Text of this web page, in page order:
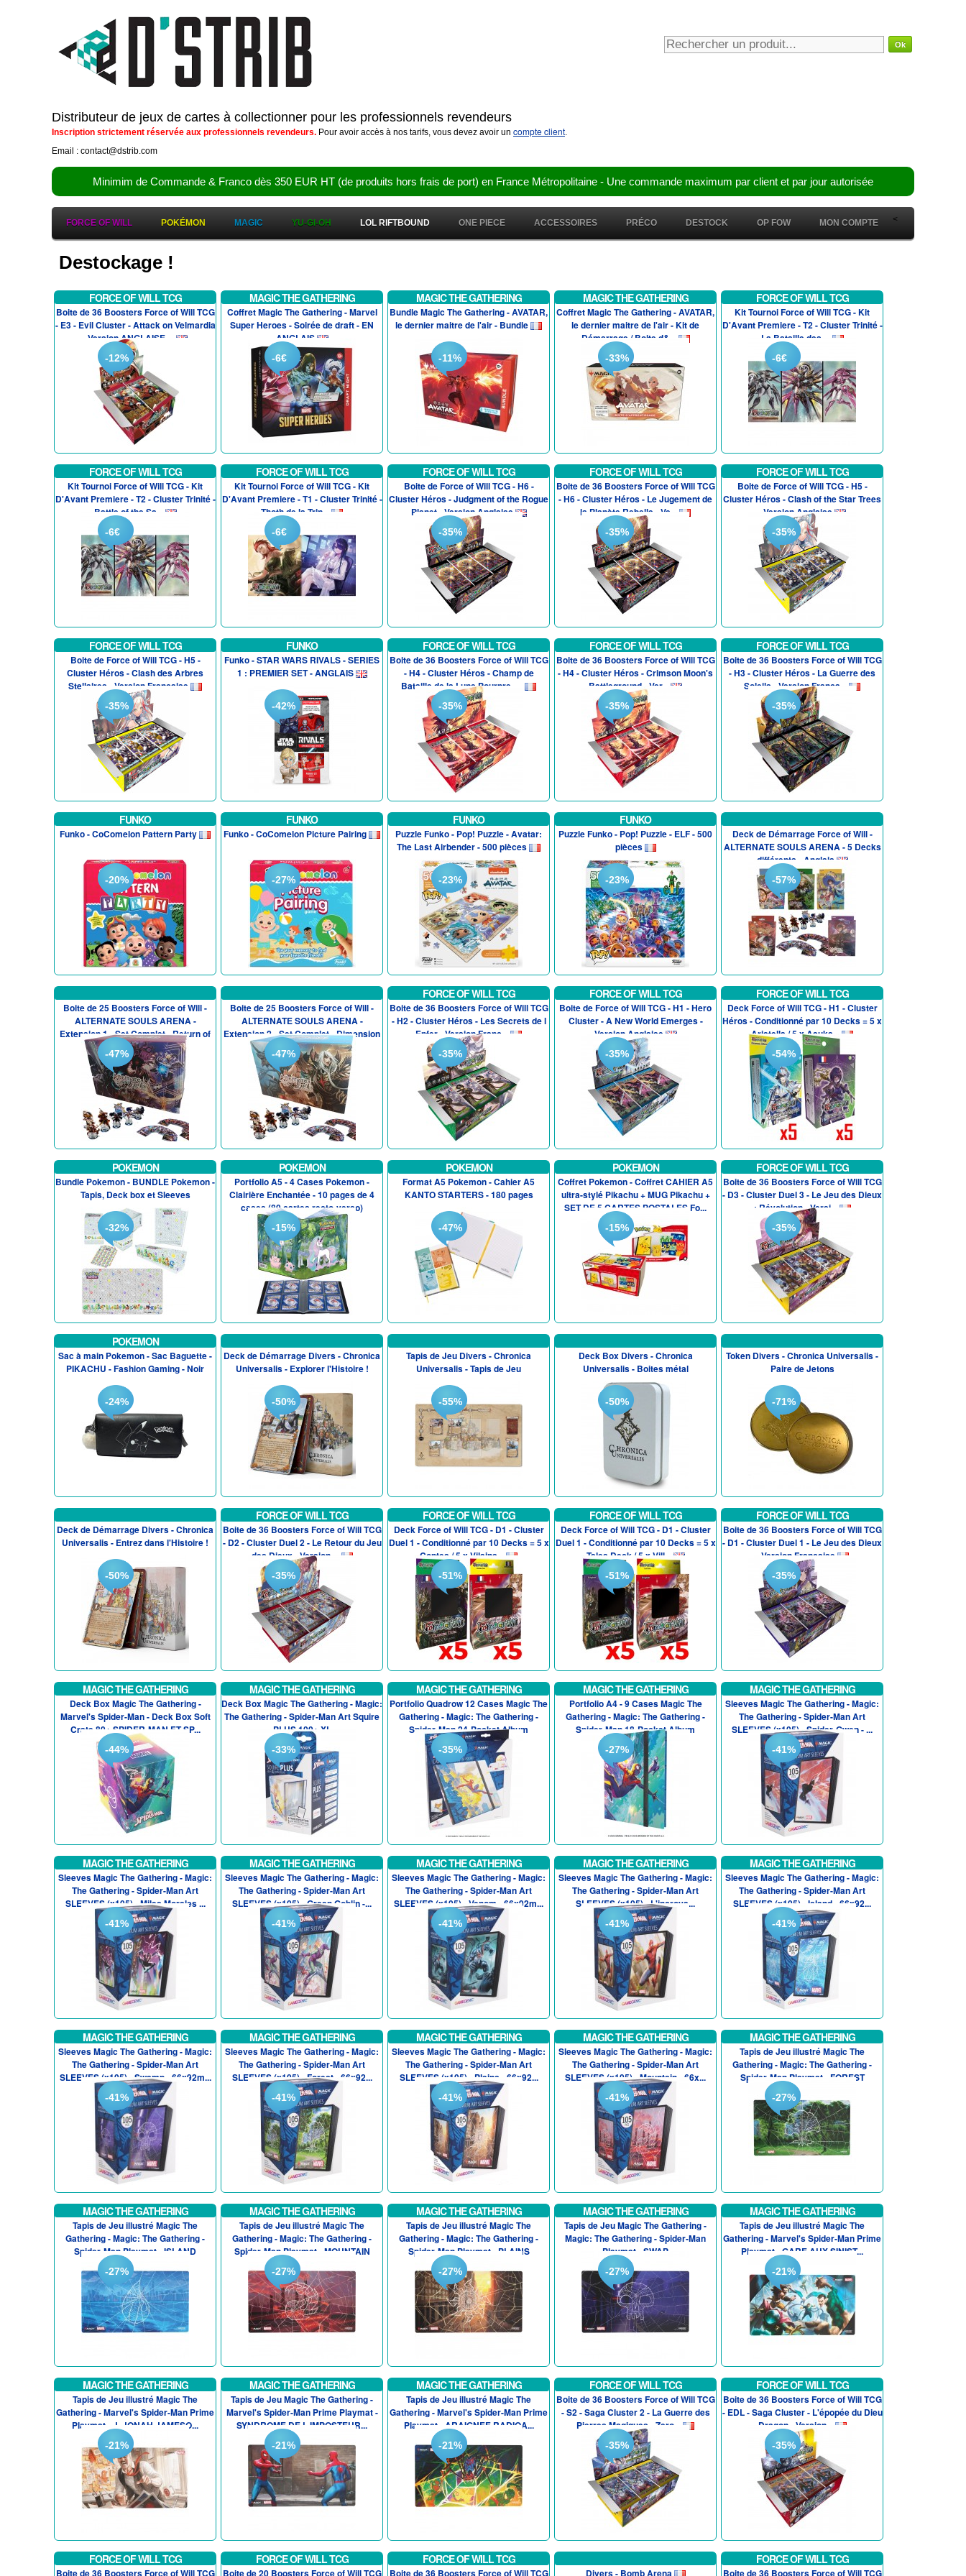
Distributeur de jeux de cartes à collectionner pour les professionnels revendeurs
Inscription strictement réservée aux professionnels revendeurs. Pour avoir accès à nos tarifs, vous devez avoir un compte client.
Email : contact@dstrib.com
Minimim de Commande & Franco dès 350 EUR HT (de produits hors frais de port) en France Métropolitaine - Une commande maximum par client et par jour autorisée
FORCE OF WILL POKÉMON MAGIC YU-GI-OH LOL RIFTBOUND ONE PIECE ACCESSOIRES PRÉCO <
DESTOCK OP FOW MON COMPTE
Destockage !
FORCE OF WILL TCG
Boite de 36 Boosters Force of Will TCG
- E3 - Evil Cluster - Attack on Velmardia
- Version ANGLAISE ...
-12%
MAGIC THE GATHERING
Coffret Magic The Gathering - Marvel
Super Heroes - Soirée de draft - EN
ANGLAIS
-6€
MAGIC THE GATHERING
Bundle Magic The Gathering - AVATAR,
le dernier maitre de l'air - Bundle
-11%
MAGIC THE GATHERING
Coffret Magic The Gathering - AVATAR,
le dernier maitre de l'air - Kit de
Démarrage / Boite d&...
-33%
FORCE OF WILL TCG
Kit Tournoi Force of Will TCG - Kit
D'Avant Premiere - T2 - Cluster Trinité -
La Bataille des ...
-6€
FORCE OF WILL TCG
Kit Tournoi Force of Will TCG - Kit
D'Avant Premiere - T2 - Cluster Trinité -
Battle of the Sa...
-6€
FORCE OF WILL TCG
Kit Tournoi Force of Will TCG - Kit
D'Avant Premiere - T1 - Cluster Trinité -
Thoth de la Trin...
-6€
FORCE OF WILL TCG
Boite de Force of Will TCG - H6 -
Cluster Héros - Judgment of the Rogue
Planet - Version Anglaise
-35%
FORCE OF WILL TCG
Boite de 36 Boosters Force of Will TCG
- H6 - Cluster Héros - Le Jugement de
la Planète Rebelle - Ve...
-35%
FORCE OF WILL TCG
Boite de Force of Will TCG - H5 -
Cluster Héros - Clash of the Star Trees
- Version Anglaise
-35%
FORCE OF WILL TCG
Boite de Force of Will TCG - H5 -
Cluster Héros - Clash des Arbres
Stellaires - Version Francaise
-35%
FUNKO
Funko - STAR WARS RIVALS - SERIES
1 : PREMIER SET - ANGLAIS
-42%
FORCE OF WILL TCG
Boite de 36 Boosters Force of Will TCG
- H4 - Cluster Héros - Champ de
Bataille de la Lune Pourpre -...
-35%
FORCE OF WILL TCG
Boite de 36 Boosters Force of Will TCG
- H4 - Cluster Héros - Crimson Moon's
Battleground - Ver...
-35%
FORCE OF WILL TCG
Boite de 36 Boosters Force of Will TCG
- H3 - Cluster Héros - La Guerre des
Soleils - Version Franca...
-35%
FUNKO
Funko - CoComelon Pattern Party
-20%
FUNKO
Funko - CoComelon Picture Pairing
-27%
FUNKO
Puzzle Funko - Pop! Puzzle - Avatar:
The Last Airbender - 500 pièces
-23%
FUNKO
Puzzle Funko - Pop! Puzzle - ELF - 500
pièces
-23%
Deck de Démarrage Force of Will -
ALTERNATE SOULS ARENA - 5 Decks
différents - Anglais
-57%
Boite de 25 Boosters Force of Will -
ALTERNATE SOULS ARENA -
Extension 1 - Set Complet - Return of
t...
-47%
Boite de 25 Boosters Force of Will -
ALTERNATE SOULS ARENA -
Extension 2 - Set Complet - Dimension
o...
-47%
FORCE OF WILL TCG
Boite de 36 Boosters Force of Will TCG
- H2 - Cluster Héros - Les Secrets de l
Enfer - Version Franc...
-35%
FORCE OF WILL TCG
Boite de Force of Will TCG - H1 - Hero
Cluster - A New World Emerges -
Version Anglaise
-35%
FORCE OF WILL TCG
Deck Force of Will TCG - H1 - Cluster
Héros - Conditionné par 10 Decks = 5 x
Aristella / 5 x Asuka...
-54%
POKEMON
Bundle Pokemon - BUNDLE Pokemon -
Tapis, Deck box et Sleeves
-32%
POKEMON
Portfolio A5 - 4 Cases Pokemon -
Clairière Enchantée - 10 pages de 4
cases (80 cartes recto-verso)
-15%
POKEMON
Format A5 Pokemon - Cahier A5
KANTO STARTERS - 180 pages
-47%
POKEMON
Coffret Pokemon - Coffret CAHIER A5
ultra-stylé Pikachu + MUG Pikachu +
SET DE 5 CARTES POSTALES Fo...
-15%
FORCE OF WILL TCG
Boite de 36 Boosters Force of Will TCG
- D3 - Cluster Duel 3 - Le Jeu des Dieux
: Révolution - Versi...
-35%
POKEMON
Sac à main Pokemon - Sac Baguette -
PIKACHU - Fashion Gaming - Noir
-24%
Deck de Démarrage Divers - Chronica
Universalis - Explorer l'Histoire !
-50%
Tapis de Jeu Divers - Chronica
Universalis - Tapis de Jeu
-55%
Deck Box Divers - Chronica
Universalis - Boites métal
-50%
Token Divers - Chronica Universalis -
Paire de Jetons
-71%
Deck de Démarrage Divers - Chronica
Universalis - Entrez dans l'Histoire !
-50%
FORCE OF WILL TCG
Boite de 36 Boosters Force of Will TCG
- D2 - Cluster Duel 2 - Le Retour du Jeu
des Dieux - Version ...
-35%
FORCE OF WILL TCG
Deck Force of Will TCG - D1 - Cluster
Duel 1 - Conditionné par 10 Decks = 5 x
Contes / 5 x Vilains...
-51%
FORCE OF WILL TCG
Deck Force of Will TCG - D1 - Cluster
Duel 1 - Conditionné par 10 Decks = 5 x
Tales Deck / 5 x Vill...
-51%
FORCE OF WILL TCG
Boite de 36 Boosters Force of Will TCG
- D1 - Cluster Duel 1 - Le Jeu des Dieux
- Version Francaise
-35%
MAGIC THE GATHERING
Deck Box Magic The Gathering -
Marvel's Spider-Man - Deck Box Soft
Crate 80+ SPIDER-MAN ET SP...
-44%
MAGIC THE GATHERING
Deck Box Magic The Gathering - Magic:
The Gathering - Spider-Man Art Squire
PLUS 100+ XL
-33%
MAGIC THE GATHERING
Portfolio Quadrow 12 Cases Magic The
Gathering - Magic: The Gathering -
Spider-Man 24-Pocket Album
-35%
MAGIC THE GATHERING
Portfolio A4 - 9 Cases Magic The
Gathering - Magic: The Gathering -
Spider-Man 18-Pocket Album
-27%
MAGIC THE GATHERING
Sleeves Magic The Gathering - Magic:
The Gathering - Spider-Man Art
SLEEVES (x105) - Spider-Gwen - ...
-41%
MAGIC THE GATHERING
Sleeves Magic The Gathering - Magic:
The Gathering - Spider-Man Art
SLEEVES (x105) - Miles Morales ...
-41%
MAGIC THE GATHERING
Sleeves Magic The Gathering - Magic:
The Gathering - Spider-Man Art
SLEEVES (x105) - Green Goblin -...
-41%
MAGIC THE GATHERING
Sleeves Magic The Gathering - Magic:
The Gathering - Spider-Man Art
SLEEVES (x105) - Venom - 66x92m...
-41%
MAGIC THE GATHERING
Sleeves Magic The Gathering - Magic:
The Gathering - Spider-Man Art
SLEEVES (x105) - L'incroya...
-41%
MAGIC THE GATHERING
Sleeves Magic The Gathering - Magic:
The Gathering - Spider-Man Art
SLEEVES (x105) - Island - 66x92...
-41%
MAGIC THE GATHERING
Sleeves Magic The Gathering - Magic:
The Gathering - Spider-Man Art
SLEEVES (x105) - Swamp - 66x92m...
-41%
MAGIC THE GATHERING
Sleeves Magic The Gathering - Magic:
The Gathering - Spider-Man Art
SLEEVES (x105) - Forest - 66x92...
-41%
MAGIC THE GATHERING
Sleeves Magic The Gathering - Magic:
The Gathering - Spider-Man Art
SLEEVES (x105) - Plains - 66x92...
-41%
MAGIC THE GATHERING
Sleeves Magic The Gathering - Magic:
The Gathering - Spider-Man Art
SLEEVES (x105) - Mountain - 66x...
-41%
MAGIC THE GATHERING
Tapis de Jeu illustré Magic The
Gathering - Magic: The Gathering -
Spider-Man Playmat - FOREST
-27%
MAGIC THE GATHERING
Tapis de Jeu illustré Magic The
Gathering - Magic: The Gathering -
Spider-Man Playmat - ISLAND
-27%
MAGIC THE GATHERING
Tapis de Jeu illustré Magic The
Gathering - Magic: The Gathering -
Spider-Man Playmat - MOUNTAIN
-27%
MAGIC THE GATHERING
Tapis de Jeu illustré Magic The
Gathering - Magic: The Gathering -
Spider-Man Playmat - PLAINS
-27%
MAGIC THE GATHERING
Tapis de Jeu Magic The Gathering -
Magic: The Gathering - Spider-Man
Playmat - SWAP
-27%
MAGIC THE GATHERING
Tapis de Jeu illustré Magic The
Gathering - Marvel's Spider-Man Prime
Playmat - GARE AUX SINIST...
-21%
MAGIC THE GATHERING
Tapis de Jeu illustré Magic The
Gathering - Marvel's Spider-Man Prime
Playmat - J. JONAH JAMESO...
-21%
MAGIC THE GATHERING
Tapis de Jeu Magic The Gathering -
Marvel's Spider-Man Prime Playmat -
SYNDROME DE L IMPOSTEUR...
-21%
MAGIC THE GATHERING
Tapis de Jeu illustré Magic The
Gathering - Marvel's Spider-Man Prime
Playmat - ARAIGNEE RADIOA...
-21%
FORCE OF WILL TCG
Boite de 36 Boosters Force of Will TCG
- S2 - Saga Cluster 2 - La Guerre des
Pierres Magiques - Zero...
-35%
FORCE OF WILL TCG
Boite de 36 Boosters Force of Will TCG
- EDL - Saga Cluster - L'épopée du Dieu
Dragon - Version...
-35%
FORCE OF WILL TCG
Boite de 36 Boosters Force of Will TCG
FORCE OF WILL TCG
Boite de 20 Boosters Force of Will TCG
FORCE OF WILL TCG
Boite de 36 Boosters Force of Will TCG Divers - Bomb Arena
FORCE OF WILL TCG
Boite de 36 Boosters Force of Will TCG